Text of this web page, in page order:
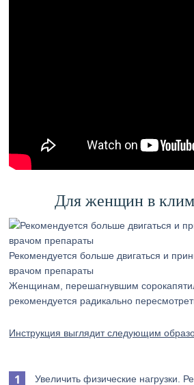
Для женщин в
Рекомендуется больше двигаться и
врачом препараты
Женщинам, перешагнувшим
рекомендуется радикально
Инструкция выглядит следующим
Увеличить физические нагрузки.